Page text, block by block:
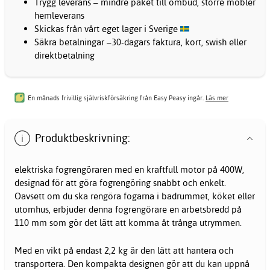
hemleverans
Skickas från vårt eget lager i Sverige
Säkra betalningar –30-dagars faktura, kort, swish eller
direktbetalning
En månads frivillig självriskförsäkring från Easy Peasy ingår. Läs mer
Produktbeskrivning:
elektriska fogrengöraren med en kraftfull motor på 400W,
designad för att göra fogrengöring snabbt och enkelt.
Oavsett om du ska rengöra fogarna i badrummet, köket eller
utomhus, erbjuder denna fogrengörare en arbetsbredd på
110 mm som gör det lätt att komma åt trånga utrymmen.
Med en vikt på endast 2,2 kg är den lätt att hantera och
transportera. Den kompakta designen gör att du kan uppnå